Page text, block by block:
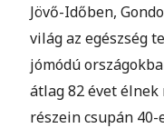
Jövő-Időben,
világ az egészség
jómódú
átlag 82 évet élnek
részein csupán 40-